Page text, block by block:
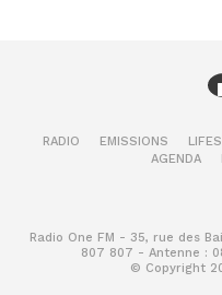
RADIO EMISSIONS
AGENDA
Radio One FM - 35, rue des
807 807 - Antenne :
© Copyright